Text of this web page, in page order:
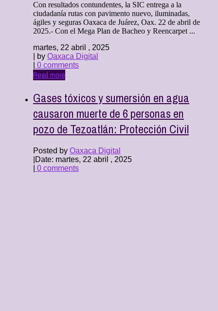
Con resultados contundentes, la SIC entrega a la
ciudadanía rutas con pavimento nuevo, iluminadas,
ágiles y seguras Oaxaca de Juárez, Oax. 22 de abril de
2025.- Con el Mega Plan de Bacheo y Reencarpet ...
martes, 22 abril , 2025
| by Oaxaca Digital
0 comments
Read more
Gases tóxicos y sumersión en agua
causaron muerte de 6 personas en
pozo de Tezoatlán: Protección Civil
Posted by Oaxaca Digital
Date: martes, 22 abril , 2025
0 comments